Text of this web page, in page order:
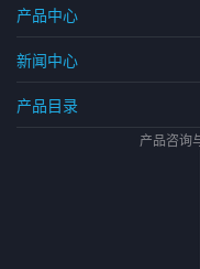
产品中心
新闻中心
产品目录
产品咨询